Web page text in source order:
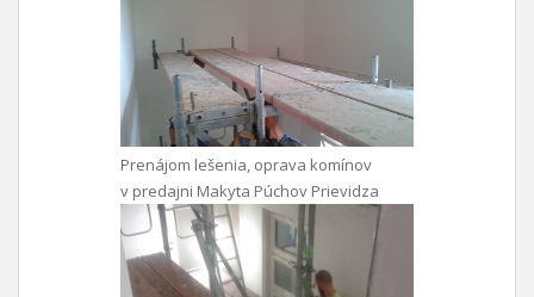
Prenájom lešenia, oprava komínov
v predajni Makyta Púchov Prievidza